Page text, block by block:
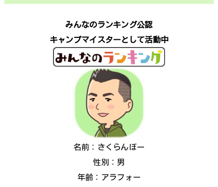
みんなのランキング公認
キャンプマイスターとして活動中
名前：さくらんぼー
性別：男
年齢：アラフォー